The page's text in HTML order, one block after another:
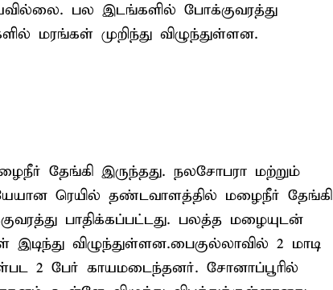
பல இடங்களில் போக்குவரத்து
மரங்கள் முறிந்து விழுந்துள்ளன.
தேங்கி இருந்தது. நலசோபரா மற்றும்
ரெயில் தண்டவாளத்தில் மழைநீர் தேங்கி
பாதிக்கப்பட்டது. பலத்த மழையுடன்
இடிந்து விழுந்துள்ளன.பைகுல்லாவில் 2 மாடி
2 பேர் காயமடைந்தனர். சோனாப்பூரில்